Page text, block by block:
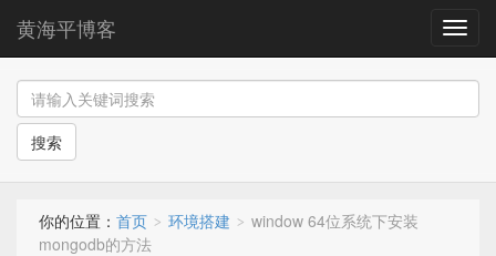
导
航
黄海平博客
搜索
你的位置： 首页 > 环境搭建 > window 64位系统下安装
mongodb的方法